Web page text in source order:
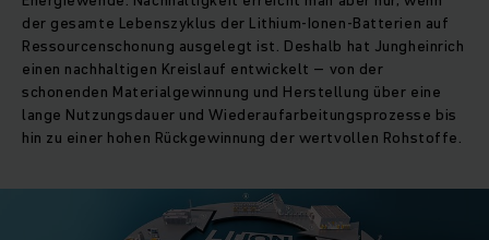
der gesamte Lebenszyklus der Lithium-Ionen-Batterien auf
Ressourcenschonung ausgelegt ist. Deshalb hat Jungheinrich
einen nachhaltigen Kreislauf entwickelt – von der
schonenden Materialgewinnung und Herstellung über eine
lange Nutzungsdauer und Wiederaufarbeitungsprozesse bis
hin zu einer hohen Rückgewinnung der wertvollen Rohstoffe.